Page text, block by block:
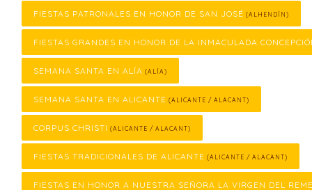
FIESTAS PATRONALES EN HONOR DE SAN JOSÉ (ALHENDÍN)
FIESTAS GRANDES EN HONOR DE LA INMACULADA
SEMANA SANTA EN ALÍA (ALÍA)
SEMANA SANTA EN ALICANTE (ALICANTE / ALACANT)
CORPUS CHRISTI (ALICANTE / ALACANT)
FIESTAS TRADICIONALES DE ALICANTE (ALICANTE / ALACANT)
FIESTAS EN HONOR A NUESTRA SEÑORA LA VIRGEN DEL